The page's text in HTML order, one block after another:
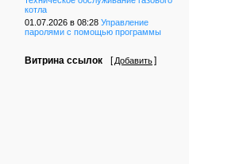
котла
01.07.2026 в 08:28 Управление
паролями с помощью программы
Витрина ссылок [ Добавить]